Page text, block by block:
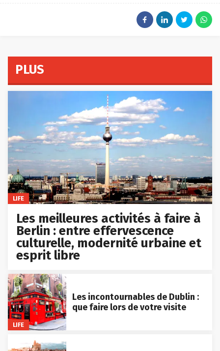
PLUS
LIFE
Les meilleures activités à faire à
Berlin : entre effervescence
culturelle, modernité urbaine et
esprit libre
LIFE
Les incontournables de Dublin :
que faire lors de votre visite